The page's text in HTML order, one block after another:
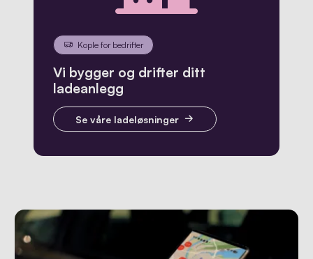
Kople for bedrifter
Vi bygger og drifter ditt
ladeanlegg
Se våre ladeløsninger